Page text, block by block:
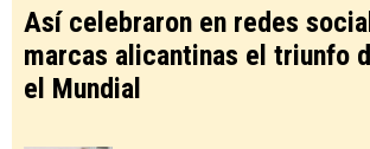
Así celebraron en redes
marcas alicantinas el triunfo
el Mundial